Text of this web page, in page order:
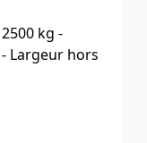
kg -
Largeur hors